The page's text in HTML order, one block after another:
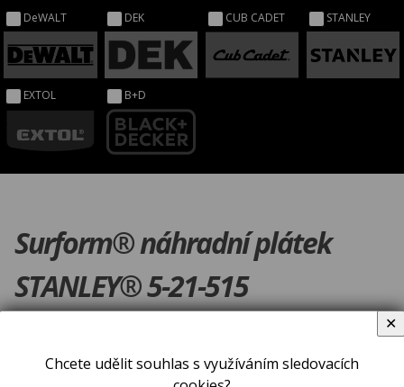
DeWALT DEK CUB CADET STANLEY
EXTOL B+D
Surform® náhradní plátek
STANLEY® 5-21-515
Chcete udělit souhlas s využíváním sledovacích
✕